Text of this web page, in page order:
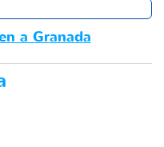
a Granada